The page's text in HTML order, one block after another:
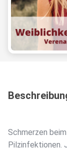
Schmerzen
Pilzinfektionen.